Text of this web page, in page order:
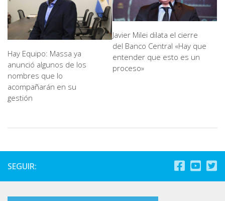
Hay Equipo: Massa ya
anunció algunos de los
nombres que lo
acompañarán en su
gestión
Javier Milei dilata el cierre
del Banco Central «Hay que
entender que esto es un
proceso»
SEGUIR: